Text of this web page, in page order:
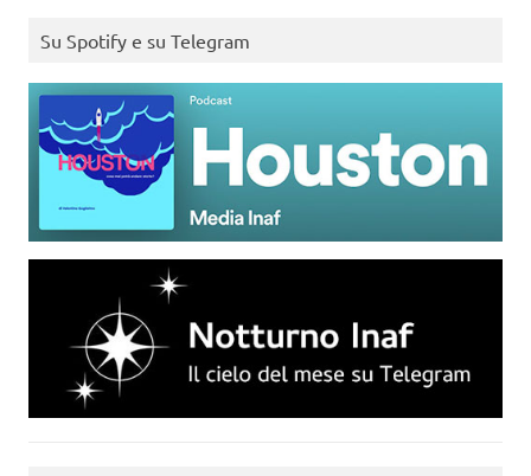
Su Spotify e su Telegram